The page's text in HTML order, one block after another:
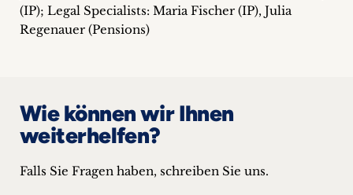
(IP); Legal Specialists: Maria Fischer (IP), Julia
Regenauer (Pensions)
Wie können wir Ihnen
weiterhelfen?
Falls Sie Fragen haben, schreiben Sie uns.